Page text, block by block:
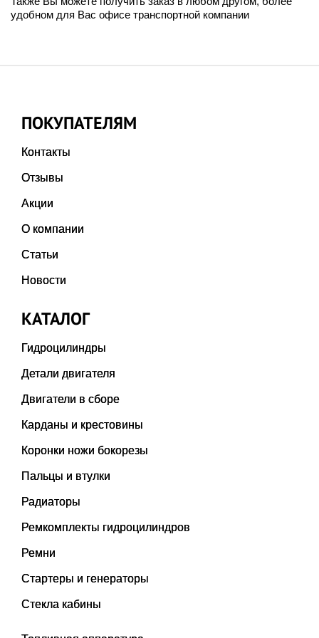
удобном для Вас офисе транспортной компании
ПОКУПАТЕЛЯМ
Контакты
Отзывы
Акции
О компании
Статьи
Новости
КАТАЛОГ
Гидроцилиндры
Детали двигателя
Двигатели в сборе
Карданы и крестовины
Коронки ножи бокорезы
Пальцы и втулки
Радиаторы
Ремкомплекты гидроцилиндров
Ремни
Стартеры и генераторы
Стекла кабины